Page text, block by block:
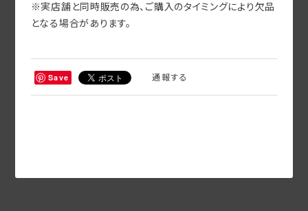
※実店舗と同時販売の為、ご購入のタイミングにより欠品
となる場合があります。
Save 通報する